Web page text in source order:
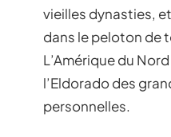
vieilles dynasties,
dans le peloton de
L’Amérique du
l’Eldorado des
personnelles.